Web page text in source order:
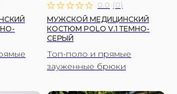
0.0 (0)
МУЖСКОЙ МЕДИЦИНСКИЙ
КОСТЮМ POLO V.1 ТЕМНО-
СЕРЫЙ
Топ-поло и прямые
зауженные брюки